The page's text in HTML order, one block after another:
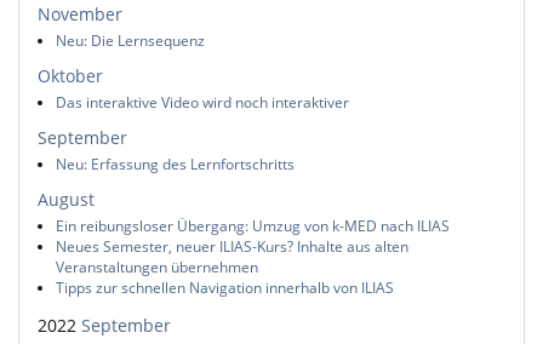
November
Neu: Die Lernsequenz
Oktober
Das interaktive Video wird noch interaktiver
September
Neu: Erfassung des Lernfortschritts
August
Ein reibungsloser Übergang: Umzug von k-MED nach ILIAS
Neues Semester, neuer ILIAS-Kurs? Inhalte aus alten
Veranstaltungen übernehmen
Tipps zur schnellen Navigation innerhalb von ILIAS
2022 September